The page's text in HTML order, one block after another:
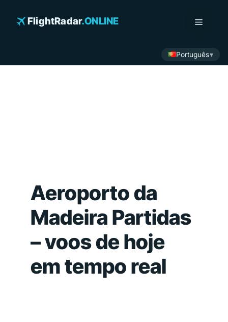
FlightRadar.ONLINE Menu
Português
Aeroporto da
Madeira Partidas
– voos de hoje
em tempo real